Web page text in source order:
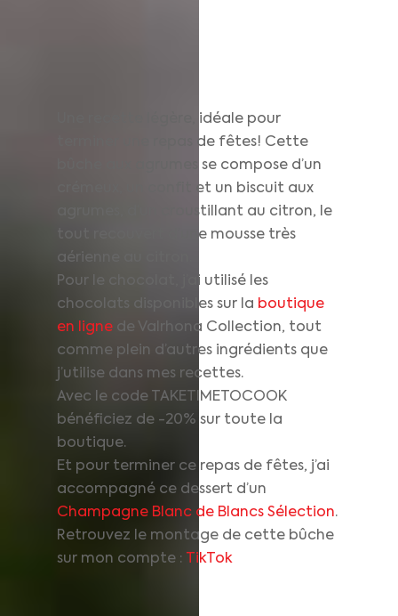
Une recette légère, idéale pour
terminer une repas de fêtes! Cette
bûche aux agrumes se compose d’un
crémeux, un confit et un biscuit aux
agrumes, d’un croustillant au citron, le
tout recouvert d’une mousse très
aérienne au citron.
Pour le chocolat, j’ai utilisé les
chocolats disponibles sur la boutique
en ligne de Valrhona Collection, tout
comme plein d’autres ingrédients que
j’utilise dans mes recettes.
Avec le code TAKETIMETOCOOK
bénéficiez de -20% sur toute la
boutique.
Et pour terminer ce repas de fêtes, j’ai
accompagné ce dessert d’un
Champagne Blanc de Blancs Sélection.
Retrouvez le montage de cette bûche
sur mon compte :
TikTok